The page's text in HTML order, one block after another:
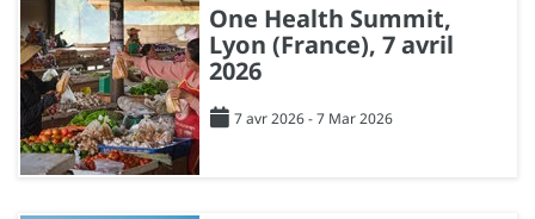
One Health Summit,
Lyon (France), 7 avril
2026
7 avr 2026 - 7 Mar 2026